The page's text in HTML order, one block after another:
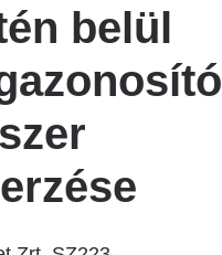
belül